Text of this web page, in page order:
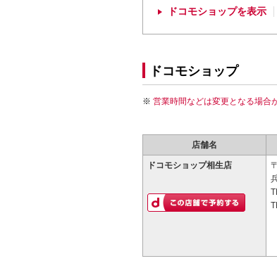
ドコモショップを表示
ドコモショップ
営業時間などは変更となる場合
店舗名
ドコモショップ相生店